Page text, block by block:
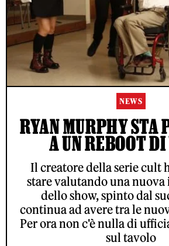
NEWS
RYAN MURPHY STA
A UN REBOOT
Il creatore della serie cult
stare valutando una
dello show, spinto dal
continua ad avere tra le
Per ora non c'è nulla di
sul tavolo